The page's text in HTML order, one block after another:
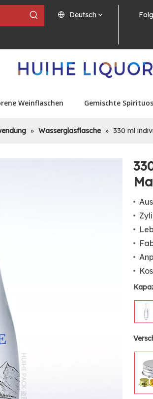
Deutsch
Weinflaschen Gemischte
» Wasserglasflasche » 330 ml